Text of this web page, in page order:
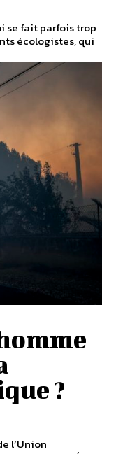
se fait parfois trop
écologistes, qui
?
l’Union